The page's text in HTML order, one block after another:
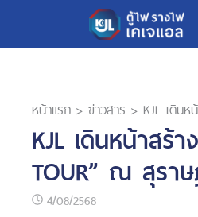
หน้าแรก > ข่าวสาร > KJL เดิน
KJL เดินหน้าส
TOUR” ณ สุรา
4/08/2568